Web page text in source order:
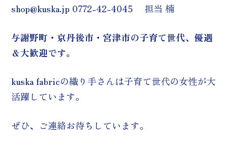
shop@kuska.jp 0772-42-4045 担当 楠
与謝野町・京丹後市・宮津市の子育て世代、優遇
＆大歓迎です。
kuska fabricの織り手さんは子育て世代の女性が大
活躍しています。
ぜひ、ご連絡お待ちしています。